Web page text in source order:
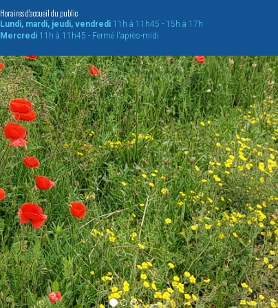
Horaires d'accueil du public
Lundi, mardi, jeudi, vendredi 11h à 11h45 - 15h à 17h
Mercredi 11h à 11h45 - Fermé l'après-midi